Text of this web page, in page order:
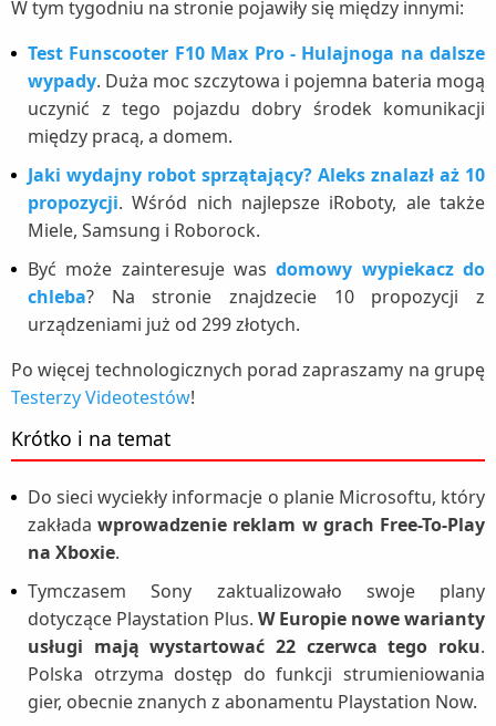
W tym tygodniu na stronie pojawiły się między innymi:
Test Funscooter F10 Max Pro - Hulajnoga na dalsze
wypady. Duża moc szczytowa i pojemna bateria mogą
uczynić z tego pojazdu dobry środek komunikacji
między pracą, a domem.
Jaki wydajny robot sprzątający? Aleks znalazł aż 10
propozycji. Wśród nich najlepsze iRoboty, ale także
Miele, Samsung i Roborock.
Być może zainteresuje wasdomowy wypiekacz do
chleba? Na stronie znajdzecie 10 propozycji z
urządzeniami już od 299 złotych.
Po więcej technologicznych porad zapraszamy na grupę
Testerzy Videotestów!
Krótko i na temat
Do sieci wyciekły informacje o planie Microsoftu, który
zakładawprowadzenie reklam w grach Free-To-Play
na Xboxie.
Tymczasem Sony zaktualizowało swoje plany
dotyczące Playstation Plus. W Europie nowe warianty
usługi mają wystartować 22 czerwca tego roku.
Polska otrzyma dostęp do funkcji strumieniowania
gier, obecnie znanych z abonamentu Playstation Now.